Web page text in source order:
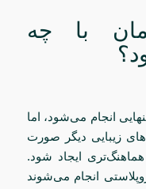
با چه
انجام می‌شود، اما
زیبایی دیگر صورت
ایجاد شود.
انجام می‌شوند